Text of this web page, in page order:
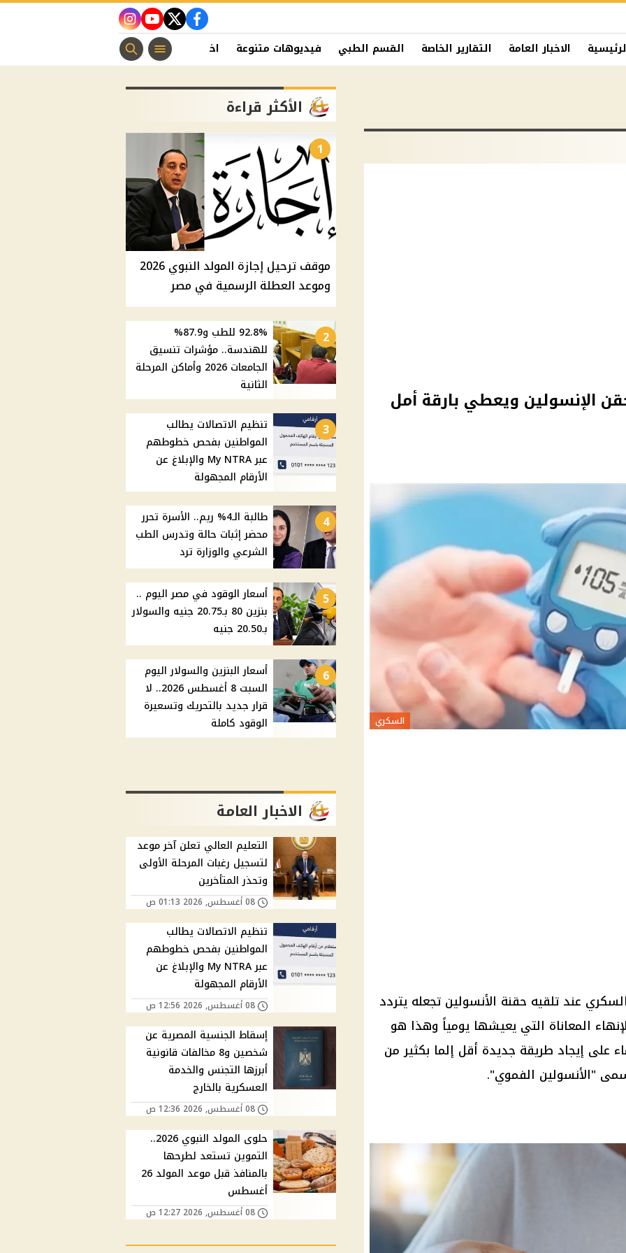
facebook
twitter
youtube
instagram
الاخبار العامة التقارير الخاصة القسم الطبي فيديوهات متنوعة اخبار الفن منوعات مسيحية
الإنسولين ويعطي بارقة أمل
السكري
عند تلقيه حقنة الأنسولين تجعله يتردد
المعاناة التي يعيشها يومياً وهذا هو
على إيجاد طريقة جديدة أقل إلما بكثير من
"الأنسولين الفموي".
الأكثر قراءة
1
موقف ترحيل إجازة المولد النبوي 2026
وموعد العطلة الرسمية في مصر
2
92.8% للطب و87.9%
للهندسة.. مؤشرات تنسيق
الجامعات 2026 وأماكن المرحلة
الثانية
3
تنظيم الاتصالات يطالب
المواطنين بفحص خطوطهم
عبر My NTRA والإبلاغ عن
الأرقام المجهولة
4
طالبة الـ4% ريم.. الأسرة تحرر
محضر إثبات حالة وتدرس الطب
الشرعي والوزارة ترد
5
أسعار الوقود في مصر اليوم ..
بنزين 80 بـ20.75 جنيه والسولار
بـ20.50 جنيه
6
أسعار البنزين والسولار اليوم
السبت 8 أغسطس 2026.. لا
قرار جديد بالتحريك وتسعيرة
الوقود كاملة
الاخبار العامة
التعليم العالي تعلن آخر موعد
لتسجيل رغبات المرحلة الأولى
وتحذر المتأخرين
08 أغسطس, 2026 01:13 ص
تنظيم الاتصالات يطالب
المواطنين بفحص خطوطهم
عبر My NTRA والإبلاغ عن
الأرقام المجهولة
08 أغسطس, 2026 12:56 ص
إسقاط الجنسية المصرية عن
شخصين و8 مخالفات قانونية
أبرزها التجنس والخدمة
العسكرية بالخارج
08 أغسطس, 2026 12:36 ص
حلوى المولد النبوي 2026..
التموين تستعد لطرحها
بالمنافذ قبل موعد المولد 26
أغسطس
08 أغسطس, 2026 12:27 ص